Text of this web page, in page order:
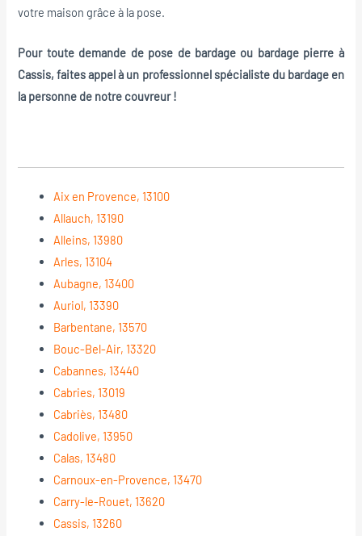
votre maison grâce à la pose.
Pour toute demande de pose de bardage ou bardage pierre à
Cassis, faites appel à un professionnel spécialiste du bardage en
la personne de notre couvreur !
Aix en Provence, 13100
Allauch, 13190
Alleins, 13980
Arles, 13104
Aubagne, 13400
Auriol, 13390
Barbentane, 13570
Bouc-Bel-Air, 13320
Cabannes, 13440
Cabries, 13019
Cabriès, 13480
Cadolive, 13950
Calas, 13480
Carnoux-en-Provence, 13470
Carry-le-Rouet, 13620
Cassis, 13260